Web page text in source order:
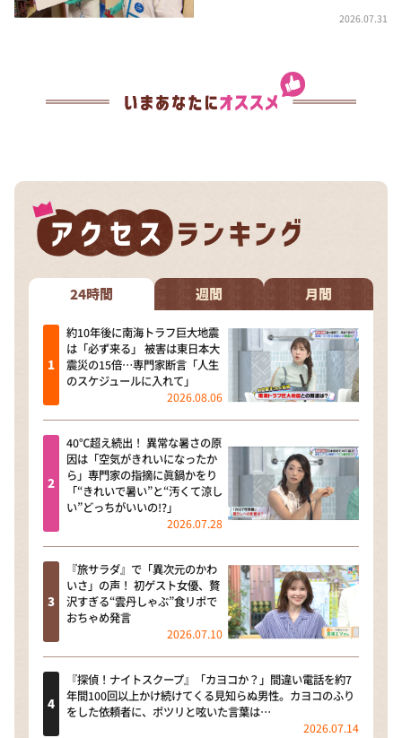
2026.07.31
24時間 週間 月間
約10年後に南海トラフ巨大地震
は「必ず来る」 被害は東日本大
震災の15倍…専門家断言「人生
のスケジュールに入れて」
2026.08.06
40℃超え続出！ 異常な暑さの原
因は「空気がきれいになったか
ら」専門家の指摘に眞鍋かをり
「“きれいで暑い”と“汚くて涼し
い”どっちがいいの!?」
2026.07.28
『旅サラダ』で「異次元のかわ
いさ」の声！ 初ゲスト女優、贅
沢すぎる“雲丹しゃぶ”食リポで
おちゃめ発言
2026.07.10
『探偵！ナイトスクープ』「カヨコか？」間違い電話を約7
年間100回以上かけ続けてくる見知らぬ男性。カヨコのふり
をした依頼者に、ポツリと呟いた言葉は…
2026.07.14